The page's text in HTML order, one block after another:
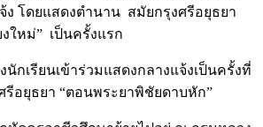
ง โดยแสดงตำนาน สมัยกรุงศรีอยุธยา
ใหม่” เป็นครั้งแรก
นักเรียนเข้าร่วมแสดงกลางแจ้งเป็นครั้งที่
อยุธยา “ตอนพระยาพิชัยดาบหัก”